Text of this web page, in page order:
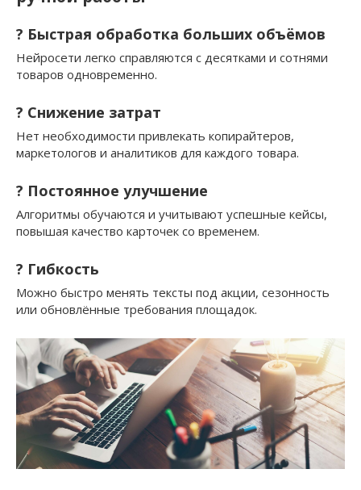
? Быстрая обработка больших объёмов
Нейросети легко справляются с десятками и сотнями
товаров одновременно.
? Снижение затрат
Нет необходимости привлекать копирайтеров,
маркетологов и аналитиков для каждого товара.
? Постоянное улучшение
Алгоритмы обучаются и учитывают успешные кейсы,
повышая качество карточек со временем.
? Гибкость
Можно быстро менять тексты под акции, сезонность
или обновлённые требования площадок.